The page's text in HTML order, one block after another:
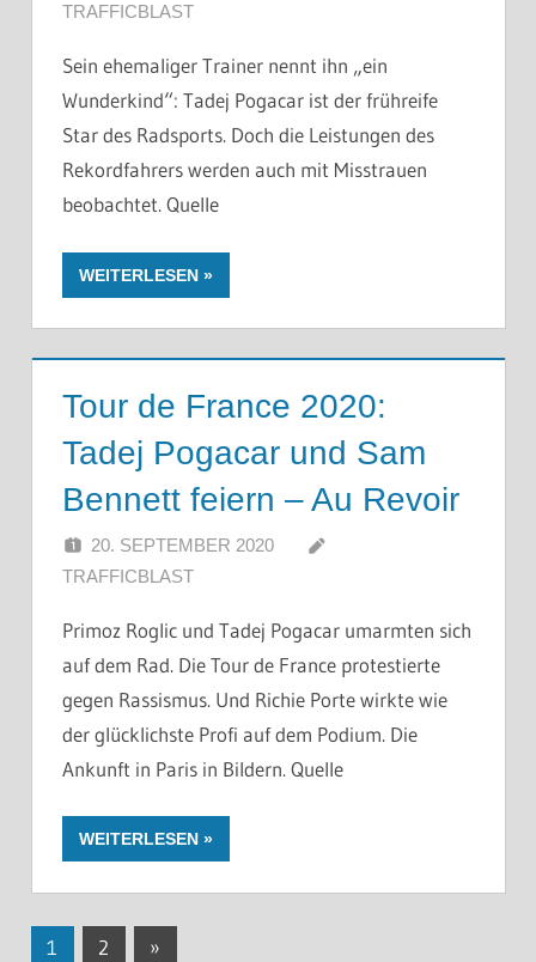
TRAFFICBLAST
Sein ehemaliger Trainer nennt ihn „ein
Wunderkind“: Tadej Pogacar ist der frühreife
Star des Radsports. Doch die Leistungen des
Rekordfahrers werden auch mit Misstrauen
beobachtet. Quelle
WEITERLESEN
Tour de France 2020:
Tadej Pogacar und Sam
Bennett feiern – Au Revoir
20. SEPTEMBER 2020
TRAFFICBLAST
Primoz Roglic und Tadej Pogacar umarmten sich
auf dem Rad. Die Tour de France protestierte
gegen Rassismus. Und Richie Porte wirkte wie
der glücklichste Profi auf dem Podium. Die
Ankunft in Paris in Bildern. Quelle
WEITERLESEN
Seitennummerierung
1 2 Nächste
»